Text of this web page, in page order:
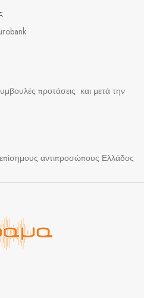
προτάσεις και μετά την
αντιπροσώπους Ελλάδος